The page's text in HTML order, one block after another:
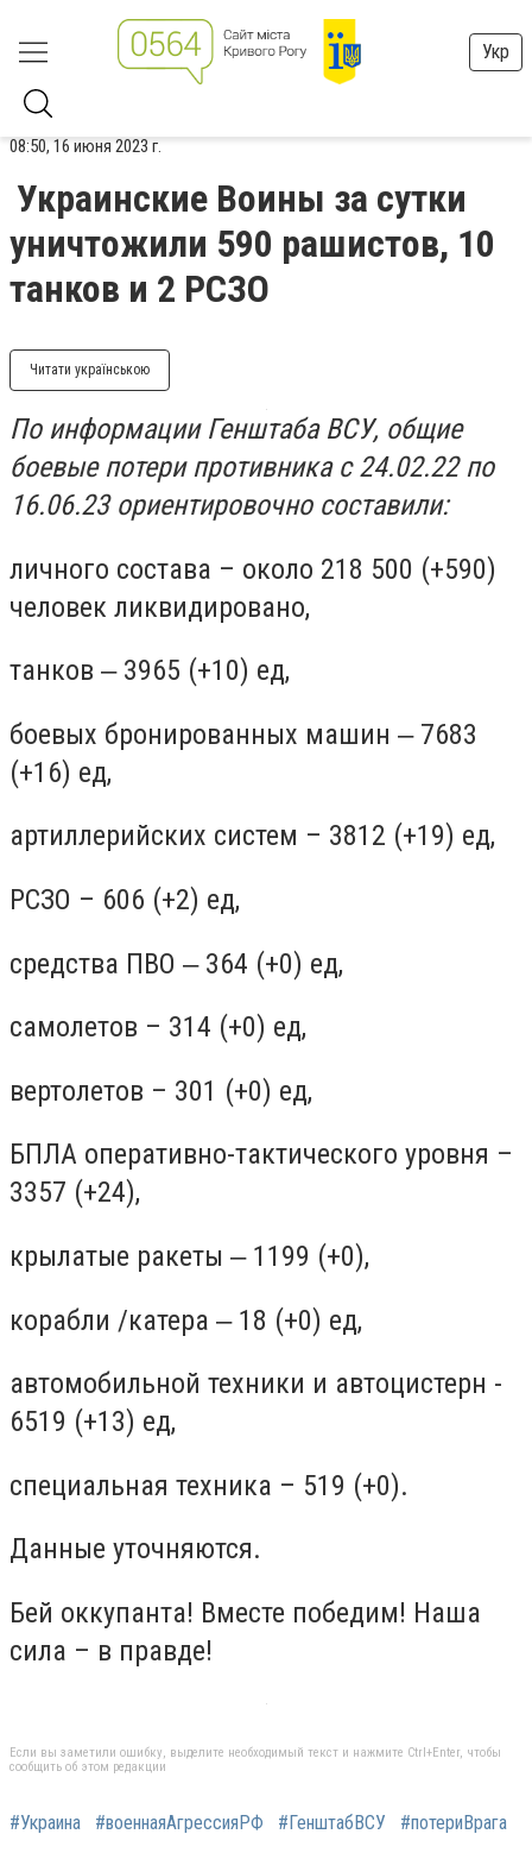
Укр
08:50, 16 июня 2023 г.
Украинские Воины за сутки
уничтожили 590 рашистов, 10
танков и 2 РСЗО
Читати українською
По информации Генштаба ВСУ, общие
боевые потери противника с 24.02.22 по
16.06.23 ориентировочно составили:
личного состава – около 218 500 (+590)
человек ликвидировано,
танков ‒ 3965 (+10) ед,
боевых бронированных машин ‒ 7683
(+16) ед,
артиллерийских систем – 3812 (+19) ед,
РСЗО – 606 (+2) ед,
средства ПВО ‒ 364 (+0) ед,
самолетов – 314 (+0) ед,
вертолетов – 301 (+0) ед,
БПЛА оперативно-тактического уровня –
3357 (+24),
крылатые ракеты ‒ 1199 (+0),
корабли /катера ‒ 18 (+0) ед,
автомобильной техники и автоцистерн -
6519 (+13) ед,
специальная техника – 519 (+0).
Данные уточняются.
Бей оккупанта! Вместе победим! Наша
сила – в правде!
Если вы заметили ошибку, выделите необходимый текст и нажмите Ctrl+Enter, чтобы
сообщить об этом редакции
#Украина #военнаяАгрессияРФ #ГенштабВСУ #потериВрага